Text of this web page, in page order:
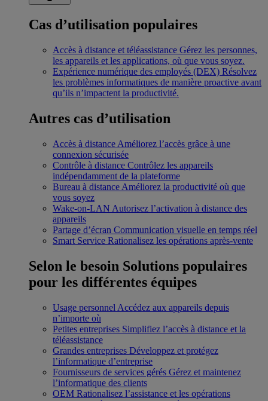
Cas d’utilisation populaires
Accès à distance et téléassistance Gérez les personnes,
les appareils et les applications, où que vous soyez.
Expérience numérique des employés (DEX) Résolvez
les problèmes informatiques de manière proactive avant
qu’ils n’impactent la productivité.
Autres cas d’utilisation
Accès à distance Améliorez l’accès grâce à une
connexion sécurisée
Contrôle à distance Contrôlez les appareils
indépendamment de la plateforme
Bureau à distance Améliorez la productivité où que
vous soyez
Wake-on-LAN Autorisez l’activation à distance des
appareils
Partage d’écran Communication visuelle en temps réel
Smart Service Rationalisez les opérations après-vente
Selon le besoin Solutions populaires
pour les différentes équipes
Usage personnel Accédez aux appareils depuis
n’importe où
Petites entreprises Simplifiez l’accès à distance et la
téléassistance
Grandes entreprises Développez et protégez
l’informatique d’entreprise
Fournisseurs de services gérés Gérez et maintenez
l’informatique des clients
OEM Rationalisez l’assistance et les opérations